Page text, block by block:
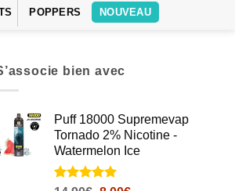
POPPERS NOUVEAU
bien avec
Puff 18000 Supremevap
Tornado 2% Nicotine -
Watermelon Ice